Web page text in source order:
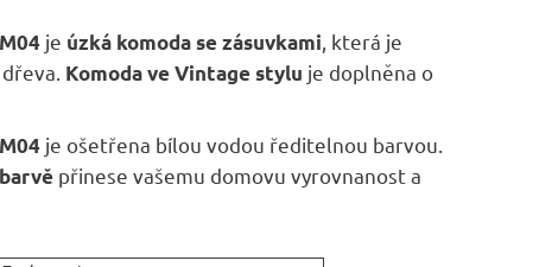
je úzká komoda se zásuvkami , která je
Komoda ve Vintage stylu je doplněna o
je ošetřena bílou vodou ředitelnou barvou.
přinese vašemu domovu vyrovnanost a